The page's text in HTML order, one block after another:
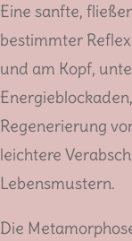
Eine sanfte,
bestimmter
und am Kopf,
Regenerierung
leichtere
Lebensmustern.
Die